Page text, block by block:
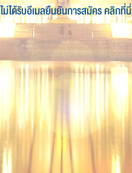
ไม่ได้รับอีเมลยืนยันการสมัคร คลิกที่นี่